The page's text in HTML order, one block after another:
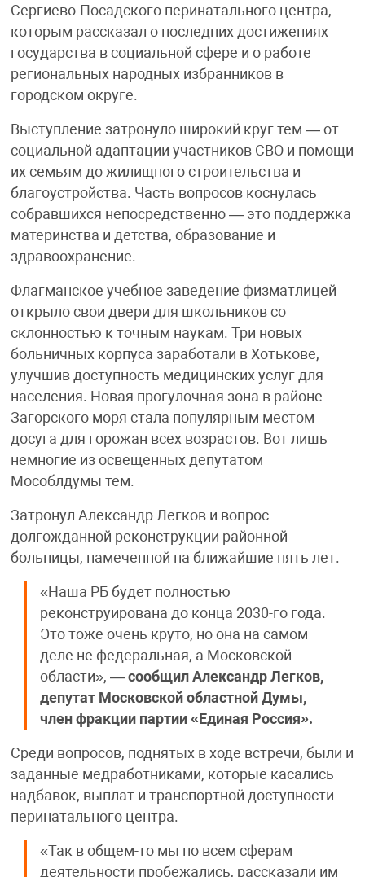
Сергиево-Посадского перинатального центра,
которым рассказал о последних достижениях
государства в социальной сфере и о работе
региональных народных избранников в
городском округе.
Выступление затронуло широкий круг тем — от
социальной адаптации участников СВО и помощи
их семьям до жилищного строительства и
благоустройства. Часть вопросов коснулась
собравшихся непосредственно — это поддержка
материнства и детства, образование и
здравоохранение.
Флагманское учебное заведение физматлицей
открыло свои двери для школьников со
склонностью к точным наукам. Три новых
больничных корпуса заработали в Хотькове,
улучшив доступность медицинских услуг для
населения. Новая прогулочная зона в районе
Загорского моря стала популярным местом
досуга для горожан всех возрастов. Вот лишь
немногие из освещенных депутатом
Мособлдумы тем.
Затронул Александр Легков и вопрос
долгожданной реконструкции районной
больницы, намеченной на ближайшие пять лет.
«Наша РБ будет полностью
реконструирована до конца 2030-го года.
Это тоже очень круто, но она на самом
деле не федеральная, а Московской
области», — сообщил Александр Легков,
депутат Московской областной Думы,
член фракции партии «Единая Россия».
Среди вопросов, поднятых в ходе встречи, были и
заданные медработниками, которые касались
надбавок, выплат и транспортной доступности
перинатального центра.
«Так в общем-то мы по всем сферам
деятельности пробежались, рассказали им